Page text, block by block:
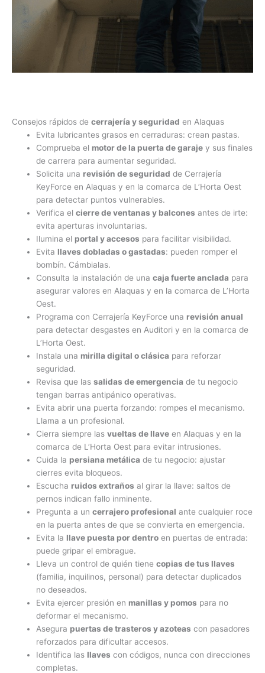
Consejos rápidos de cerrajería y seguridad en Alaquas
Evita lubricantes grasos en cerraduras: crean pastas.
Comprueba el motor de la puerta de garaje y sus finales
de carrera para aumentar seguridad.
Solicita una revisión de seguridad de Cerrajería
KeyForce en Alaquas y en la comarca de L’Horta Oest
para detectar puntos vulnerables.
Verifica elcierre de ventanas y balcones antes de irte:
evita aperturas involuntarias.
Ilumina el portal y accesos para facilitar visibilidad.
Evita llaves dobladas o gastadas: pueden romper el
bombín. Cámbialas.
Consulta la instalación de unacaja fuerte anclada para
asegurar valores en Alaquas y en la comarca de L’Horta
Oest.
Programa con Cerrajería KeyForce una revisión anual
para detectar desgastes en Auditori y en la comarca de
L’Horta Oest.
Instala una mirilla digital o clásica para reforzar
seguridad.
Revisa que lassalidas de emergencia de tu negocio
tengan barras antipánico operativas.
Evita abrir una puerta forzando: rompes el mecanismo.
Llama a un profesional.
Cierra siempre lasvueltas de llave en Alaquas y en la
comarca de L’Horta Oest para evitar intrusiones.
Cuida la persiana metálica de tu negocio: ajustar
cierres evita bloqueos.
Escucha ruidos extraños al girar la llave: saltos de
pernos indican fallo inminente.
Pregunta a uncerrajero profesional ante cualquier roce
en la puerta antes de que se convierta en emergencia.
Evita la llave puesta por dentro en puertas de entrada:
puede gripar el embrague.
Lleva un control de quién tienecopias de tus llaves
(familia, inquilinos, personal) para detectar duplicados
no deseados.
Evita ejercer presión en manillas y pomos para no
deformar el mecanismo.
Asegura puertas de trasteros y azoteas con pasadores
reforzados para dificultar accesos.
Identifica las llaves con códigos, nunca con direcciones
completas.